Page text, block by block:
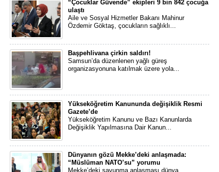
“Çocuklar Güvende” ekipleri 9 bin 842 çocuğa
ulaştı
Aile ve Sosyal Hizmetler Bakanı Mahinur
Özdemir Göktaş, çocukların sağlıklı...
Başpehlivana çirkin saldırı!
Samsun’da düzenlenen yağlı güreş
organizasyonuna katılmak üzere yola...
Yükseköğretim Kanununda değişiklik Resmi
Gazete’de
Yükseköğretim Kanunu ve Bazı Kanunlarda
Değişiklik Yapılmasına Dair Kanun...
Dünyanın gözü Mekke’deki anlaşmada:
“Müslüman NATO’su” yorumu
Mekke’deki savunma anlaşması dünya